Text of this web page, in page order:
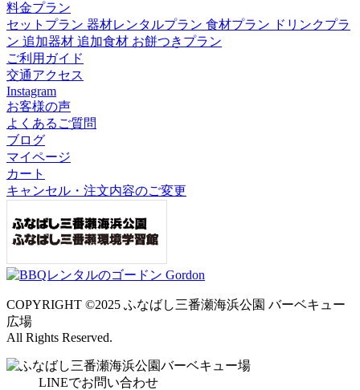
料金プラン
セットプラン 器材レンタルプラン 食材プラン ドリンクプラ
ン 追加器材 追加食材 お餅つきプラン
ご利用ガイド
交通アクセス
Instagram
お客様の声
よくあるご質問
ブログ
マイページ
カート
キャンセル・注文内容のご変更
COPYRIGHT ©2025 ふなばし三番瀬海浜公園 バーベキュー
広場
All Rights Reserved.
LINEでお問い合わせ